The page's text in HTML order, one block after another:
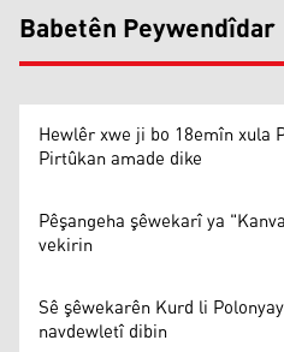
Babetên Peywendîdar
Hewlêr xwe ji bo 18emîn xula
Pirtûkan amade dike
Pêşangeha şêwekarî ya
vekirin
Sê şêwekarên Kurd li
navdewletî dibin